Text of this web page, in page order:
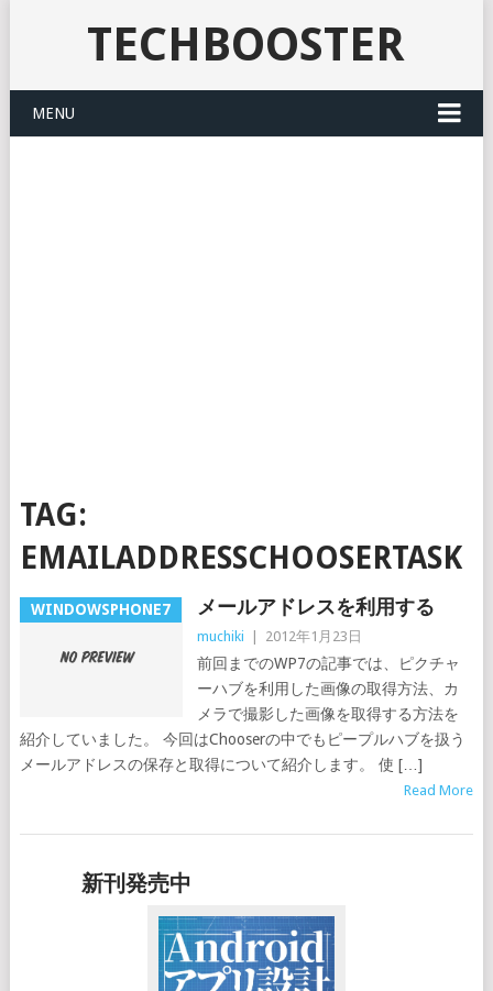
TECHBOOSTER
MENU
TAG:
EMAILADDRESSCHOOSERTASK
WINDOWSPHONE7 メールアドレスを利用する
muchiki 2012年1月23日
前回までのWP7の記事では、ピクチャ
ーハブを利用した画像の取得方法、カ
メラで撮影した画像を取得する方法を
紹介していました。 今回はChooserの中でもピープルハブを扱う
メールアドレスの保存と取得について紹介します。 使 […]
Read More
新刊発売中